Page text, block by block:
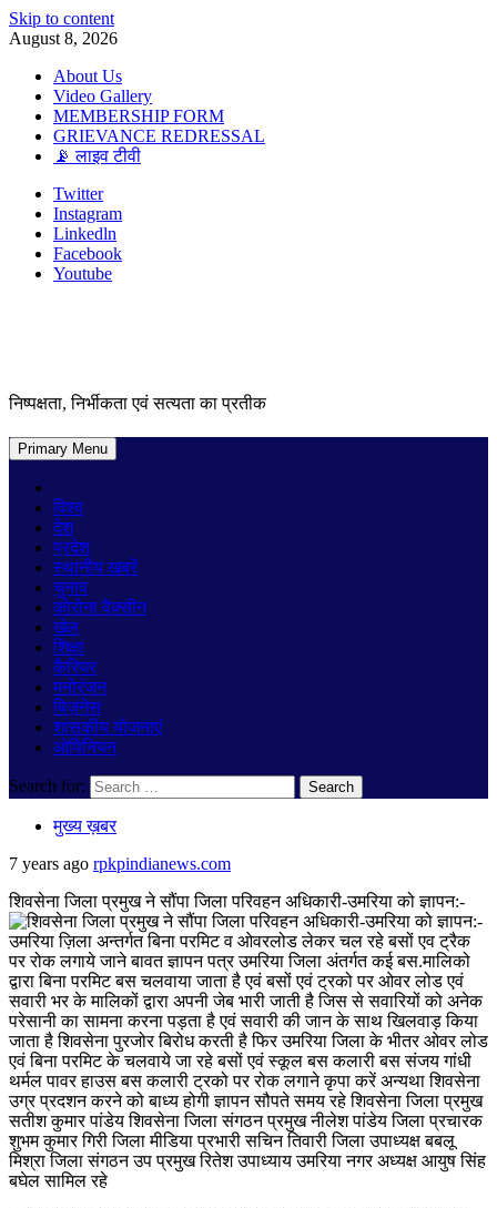
Skip to content
August 8, 2026
About Us
Video Gallery
MEMBERSHIP FORM
GRIEVANCE REDRESSAL
📡 लाइव टीवी
Twitter
Instagram
Linkedln
Facebook
Youtube
निष्पक्षता, निर्भीकता एवं सत्यता का प्रतीक
Primary Menu
विश्व
देश
प्रदेश
स्थानीय खबरें
चुनाव
कोरोना वैक्सीन
खेल
शिक्षा
कैरियर
मनोरंजन
बिज़नेस
शासकीय योजनाएं
ओपिनियन
Search for:
मुख्य ख़बर
7 years ago rpkpindianews.com
शिवसेना जिला प्रमुख ने सौंपा जिला परिवहन अधिकारी-उमरिया को ज्ञापन:-